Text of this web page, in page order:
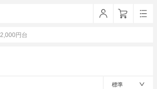
2,000円台
標準